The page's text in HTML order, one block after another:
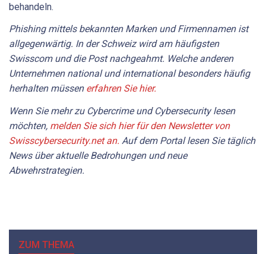
behandeln.
Phishing mittels bekannten Marken und Firmennamen ist
allgegenwärtig. In der Schweiz wird am häufigsten
Swisscom und die Post nachgeahmt. Welche anderen
Unternehmen national und international besonders häufig
herhalten müssen erfahren Sie hier.
Wenn Sie mehr zu Cybercrime und Cybersecurity lesen
möchten, melden Sie sich hier für den Newsletter von
Swisscybersecurity.net an. Auf dem Portal lesen Sie täglich
News über aktuelle Bedrohungen und neue
Abwehrstrategien.
ZUM THEMA